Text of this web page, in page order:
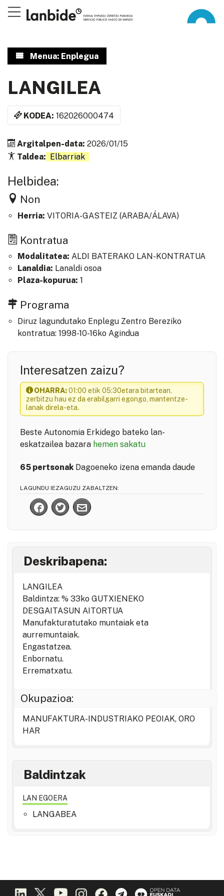
Menua: Enplegua
LANGILEA
KODEA: 162026000474
Argitalpen-data: 2026/01/15
Taldea:
Elbarriak
Helbidea:
Non
Herria: VITORIA-GASTEIZ (ARABA/ÁLAVA)
Kontratua
Modalitatea: ALDI BATERAKO LAN-KONTRATUA
Lanaldia: Lanaldi osoa
Plaza-kopurua: 1
Programa
Diruz lagundutako Enplegu Zentro Bereziko
kontratua: 1998-10-16ko Agindua
Interesatzen zaizu?
OHARRA:01:00 etik 05:30etara bitartean,
zerbitzu hau ez da erabilgarri egongo, mantentze-
lanak direla-eta.
Beste Autonomia Erkidego bateko lan-
eskatzailea bazara hemen sakatu
65 pertsonak Dagoeneko izena emanda daude
LAGUNDU IEZAGUZU ZABALTZEN:
Deskribapena:
LANGILEA
Baldintza: % 33ko GUTXIENEKO
DESGAITASUN AITORTUA
Manufakturatutako muntaiak eta
aurremuntaiak.
Engastatzea.
Enbornatu.
Errematxatu.
Okupazioa:
MANUFAKTURA-INDUSTRIAKO PEOIAK, ORO
HAR
Baldintzak
LAN EGOERA
LANGABEA